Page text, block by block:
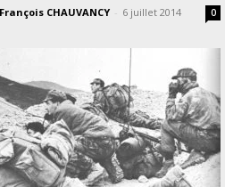
CHAUVANCY - 6 juillet 2014 0